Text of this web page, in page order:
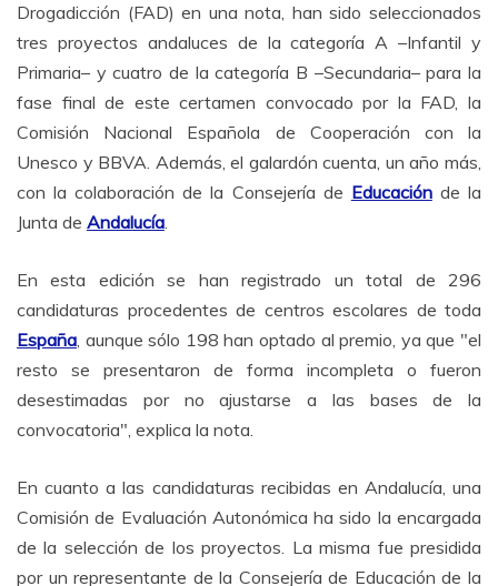
Drogadicción (FAD) en una nota, han sido seleccionados
tres proyectos andaluces de la categoría A –Infantil y
Primaria– y cuatro de la categoría B –Secundaria– para la
fase final de este certamen convocado por la FAD, la
Comisión Nacional Española de Cooperación con la
Unesco y BBVA. Además, el galardón cuenta, un año más,
con la colaboración de la Consejería de Educaciónde la
Junta de Andalucía.
En esta edición se han registrado un total de 296
candidaturas procedentes de centros escolares de toda
España, aunque sólo 198 han optado al premio, ya que "el
resto se presentaron de forma incompleta o fueron
desestimadas por no ajustarse a las bases de la
convocatoria", explica la nota.
En cuanto a las candidaturas recibidas en Andalucía, una
Comisión de Evaluación Autonómica ha sido la encargada
de la selección de los proyectos. La misma fue presidida
por un representante de la Consejería de Educación de la